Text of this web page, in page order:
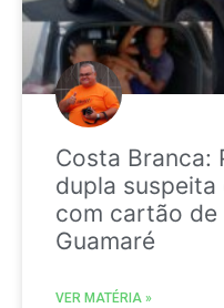
Costa Branca:
dupla
com cartão
Guamaré
VER MATÉRIA »